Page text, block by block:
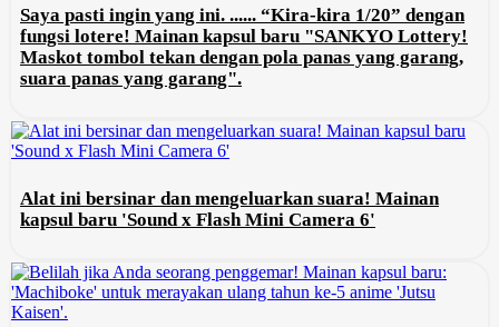
Saya pasti ingin yang ini. ...... “Kira-kira 1/20” dengan
fungsi lotere! Mainan kapsul baru "SANKYO Lottery!
Maskot tombol tekan dengan pola panas yang garang,
suara panas yang garang".
Alat ini bersinar dan mengeluarkan suara! Mainan
kapsul baru 'Sound x Flash Mini Camera 6'